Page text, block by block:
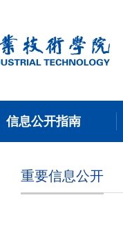
信息公开指南
重要信息公开